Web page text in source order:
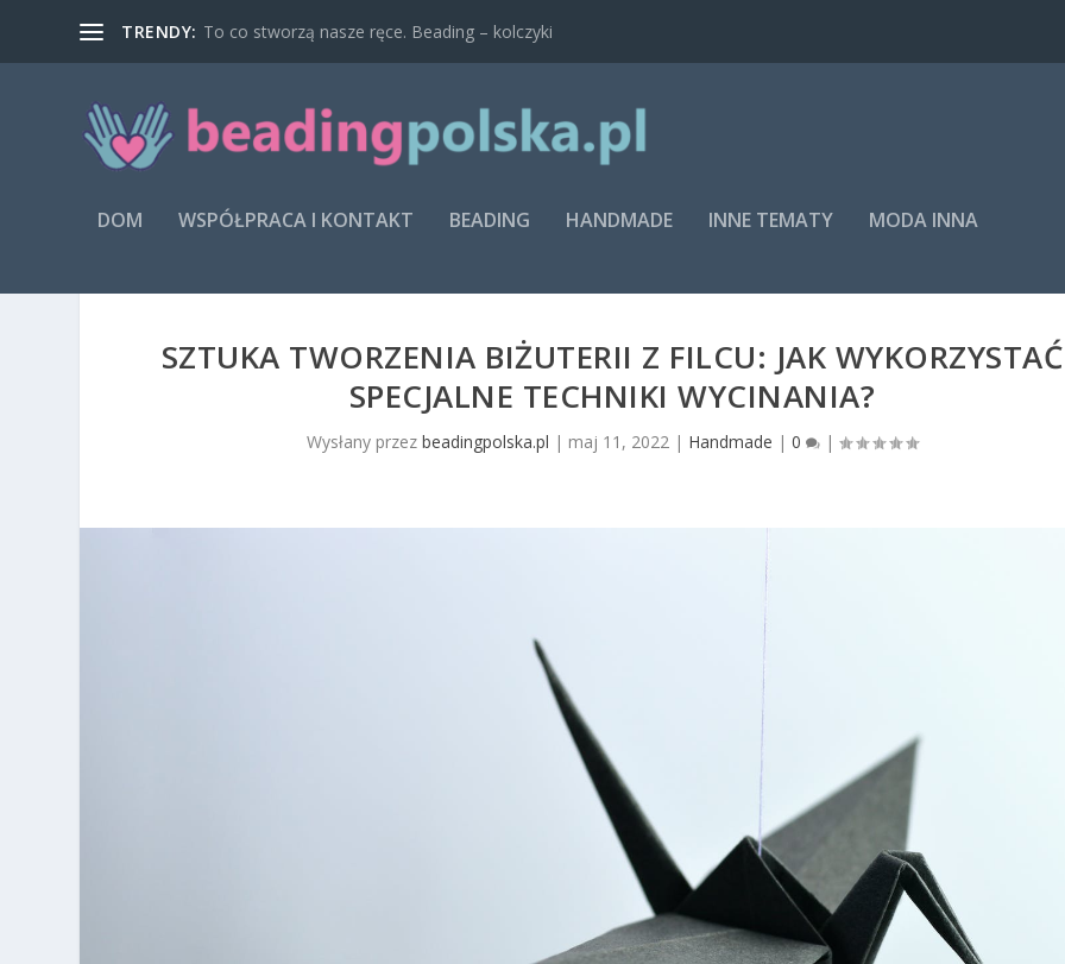
TRENDY: To co stworzą nasze ręce. Beading – kolczyki
DOM WSPÓŁPRACA I KONTAKT BEADING HANDMADE INNE TEMATY MODA INNA
SZTUKA TWORZENIA BIŻUTERII Z FILCU: JAK WYKORZYSTAĆ
SPECJALNE TECHNIKI WYCINANIA?
Wysłany przez beadingpolska.pl | maj 11, 2022| Handmade | 0 |